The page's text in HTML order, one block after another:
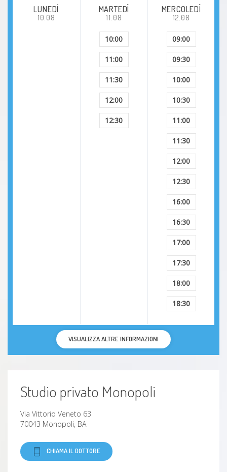
LUNEDÍ
10.08
MARTEDÌ
11.08
10:00
11:00
11:30
12:00
12:30
MERCOLEDÌ
12.08
09:00
09:30
10:00
10:30
11:00
11:30
12:00
12:30
16:00
16:30
17:00
17:30
18:00
18:30
VISUALIZZA ALTRE INFORMAZIONI
Studio privato Monopoli
Via Vittorio Veneto 63
70043 Monopoli, BA
CHIAMA IL DOTTORE